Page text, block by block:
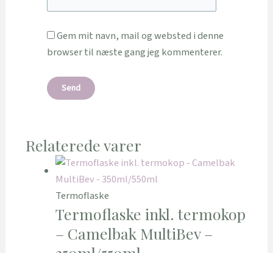
Gem mit navn, mail og websted i denne
browser til næste gang jeg kommenterer.
Relaterede varer
Termoflaske
Termoflaske inkl. termokop
– Camelbak MultiBev –